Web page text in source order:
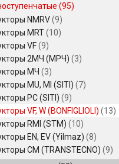
(95)
NMRV(9)
MRT(10)
VF(9)
2МЧ (МРЧ) (3)
МЧ (3)
MU, MI (SITI) (7)
PC (SITI) (9)
VF, W (BONFIGLIOLI) (13)
RMI (STM) (10)
EN, EV (Yilmaz) (8)
CM (TRANSTECNO) (9)